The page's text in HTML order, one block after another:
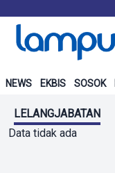
NEWS EKBIS SOSOK
LELANGJABATAN
Data tidak ada